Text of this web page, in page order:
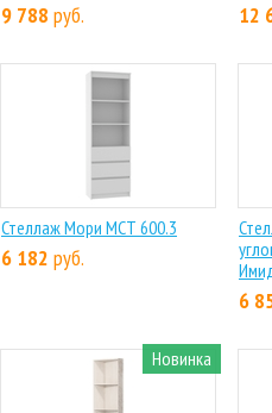
9 788 руб. 12
Стеллаж Мори МСТ 600.3
6 182 руб.
6
Новинка